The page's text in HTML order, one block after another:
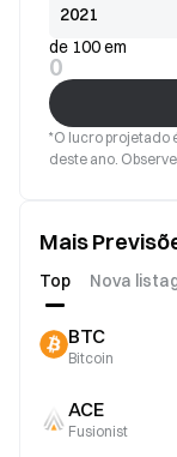
de 100 em
0
*O lucro projetado
deste ano.
Mais
Top Nova
BTC
Bitcoin
ACE
Fusionist